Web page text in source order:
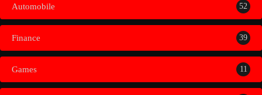
Automobile 52
Finance 39
Games 11